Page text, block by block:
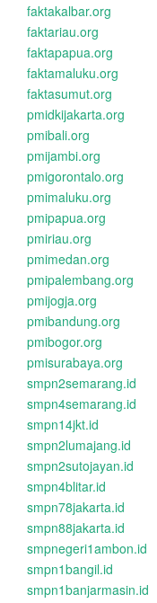
faktakalbar.org
faktariau.org
faktapapua.org
faktamaluku.org
faktasumut.org
pmidkijakarta.org
pmibali.org
pmijambi.org
pmigorontalo.org
pmimaluku.org
pmipapua.org
pmiriau.org
pmimedan.org
pmipalembang.org
pmijogja.org
pmibandung.org
pmibogor.org
pmisurabaya.org
smpn2semarang.id
smpn4semarang.id
smpn14jkt.id
smpn2lumajang.id
smpn2sutojayan.id
smpn4blitar.id
smpn78jakarta.id
smpn88jakarta.id
smpnegeri1ambon.id
smpn1bangil.id
smpn1banjarmasin.id